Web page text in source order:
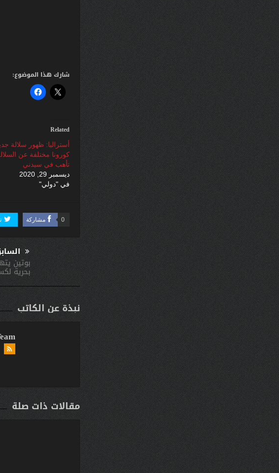
شارك هذا الموضوع:
Related
أستراليا: ظهور سلالة
كورونا مختلفة عن
تأهب في سيدني
ديسمبر 29, 2020
في "دولي"
مشاركة 0
بوتين
بحرية
نبذة عن الكاتب
مقالات ذات صلة